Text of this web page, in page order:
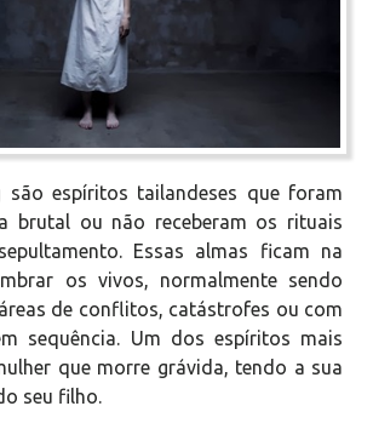
são espíritos tailandeses que foram
brutal ou não receberam os rituais
Essas almas ficam na
os vivos, normalmente sendo
de conflitos, catástrofes ou com
sequência. Um dos espíritos mais
que morre grávida, tendo a sua
seu filho.